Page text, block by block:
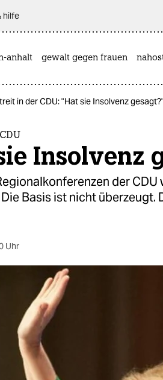
hilfe
anhalt gewalt gegen frauen
in der CDU: "Hat sie Insolvenz gesagt?"
Insolvenz
der
Basis ist nicht überzeugt.
Uhr